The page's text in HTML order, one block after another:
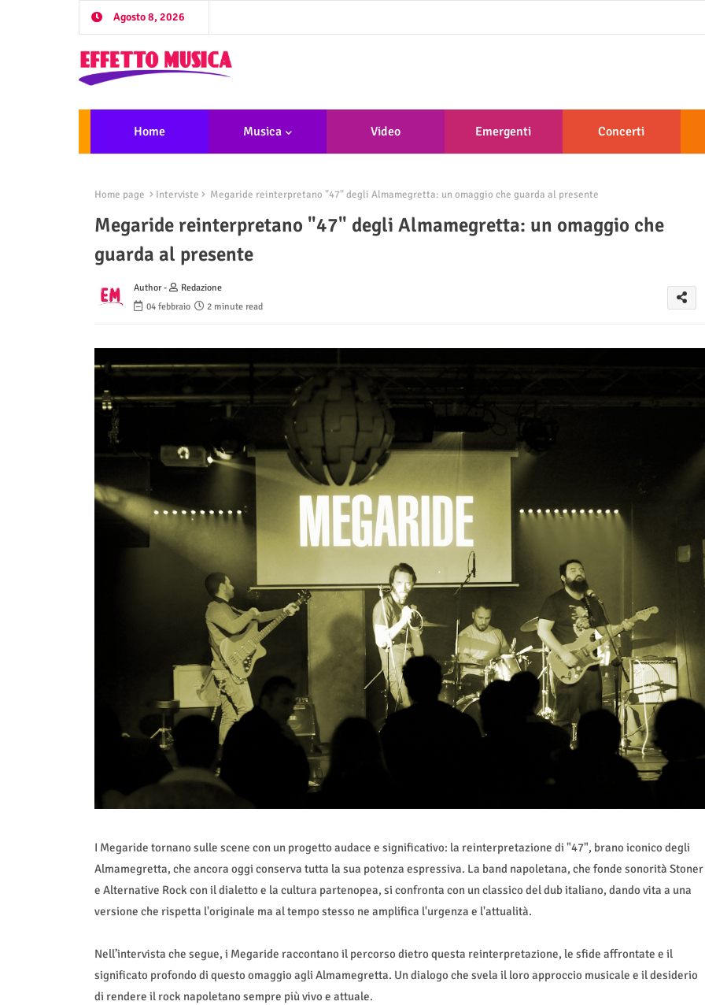
Agosto 8, 2026
Home Musica Video Emergenti Concerti
Home page Interviste Megaride reinterpretano "47" degli Almamegretta: un omaggio che guarda al presente
Megaride reinterpretano "47" degli Almamegretta: un omaggio che
guarda al presente
Author -
Redazione
04 febbraio
2 minute read
I Megaride tornano sulle scene con un progetto audace e significativo: la reinterpretazione di "47", brano iconico degli
Almamegretta, che ancora oggi conserva tutta la sua potenza espressiva. La band napoletana, che fonde sonorità Stoner
e Alternative Rock con il dialetto e la cultura partenopea, si confronta con un classico del dub italiano, dando vita a una
versione che rispetta l'originale ma al tempo stesso ne amplifica l'urgenza e l'attualità.
Nell’intervista che segue, i Megaride raccontano il percorso dietro questa reinterpretazione, le sfide affrontate e il
significato profondo di questo omaggio agli Almamegretta. Un dialogo che svela il loro approccio musicale e il desiderio
di rendere il rock napoletano sempre più vivo e attuale.